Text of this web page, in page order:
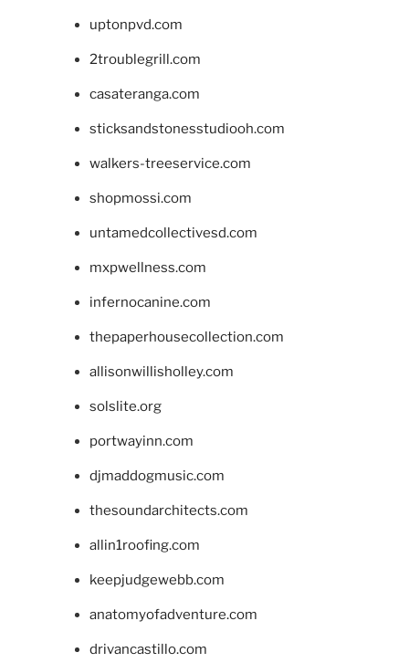
uptonpvd.com
2troublegrill.com
casateranga.com
sticksandstonesstudiooh.com
walkers-treeservice.com
shopmossi.com
untamedcollectivesd.com
mxpwellness.com
infernocanine.com
thepaperhousecollection.com
allisonwillisholley.com
solslite.org
portwayinn.com
djmaddogmusic.com
thesoundarchitects.com
allin1roofing.com
keepjudgewebb.com
anatomyofadventure.com
drivancastillo.com